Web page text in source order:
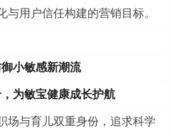
用户信任构建的营销目标。
小敏感新潮流
为敏宝健康成长护航
场与育儿双重身份，追求科学